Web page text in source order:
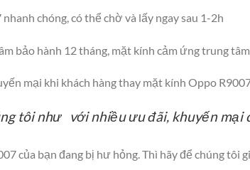
chóng, có thể chờ và lấy ngay sau 1-2h
bảo hành 12 tháng, mặt kính cảm ứng trung
mại khi khách hàng thay mặt kính Oppo
tôi như với nhiều ưu đãi, khuyến mại
của bạn đang bị hư hỏng. Thì hãy để chúng